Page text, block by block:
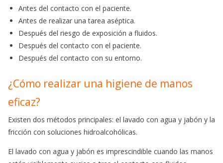
Antes del contacto con el paciente.
Antes de realizar una tarea aséptica.
Después del riesgo de exposición a fluidos.
Después del contacto con el paciente.
Después del contacto con su entorno.
¿Cómo realizar una higiene de manos
eficaz?
Existen dos métodos principales: el lavado con agua y jabón y la
fricción con soluciones hidroalcohólicas.
El lavado con agua y jabón es imprescindible cuando las manos